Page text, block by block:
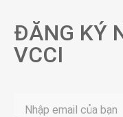
ĐĂNG KÝ
VCCI